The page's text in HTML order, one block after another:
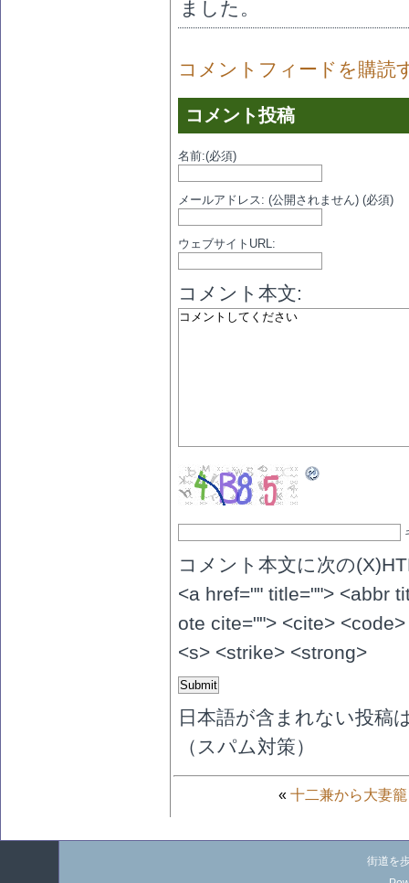
ました。
コメントフィードを購読
コメント投稿
名前:(必須)
メールアドレス: (公開されません) (必須)
ウェブサイトURL:
コメント本文:
コメント本文に次の
<a href="" title=""> <abbr
ote cite=""> <cite>
<s> <strike> <strong>
日本語が含まれない投稿
（スパム対策）
« 十二兼から大妻籠
街道を